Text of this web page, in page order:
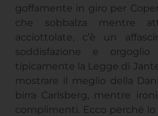
goffamente in giro per
che sobbalza mentre
acciottolate, c’è un
soddisfazione e orgoglio
tipicamente la Legge di
mostrare il meglio della
birra Carlsberg, mentre
complimenti. Ecco perché